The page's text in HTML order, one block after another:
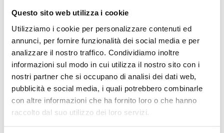
Questo sito web utilizza i cookie
Utilizziamo i cookie per personalizzare contenuti ed
annunci, per fornire funzionalità dei social media e per
analizzare il nostro traffico. Condividiamo inoltre
informazioni sul modo in cui utilizza il nostro sito con i
nostri partner che si occupano di analisi dei dati web,
pubblicità e social media, i quali potrebbero combinarle
con altre informazioni che ha fornito loro o che hanno
raccolto dal suo utilizzo dei loro servizi.
le sole operazioni di calibrazione, riparazione e
controllo periodico.
Il tachigrafo 4.0 detto "tachigrafo
intelligente"
Introdotto con il Regolamento UE n.165/2014 del 4
febbraio 2014, con il Regolamento di esecuzione (UE)
2016/799 del 18 marzo 2016 e ss.mm.ii. sono state